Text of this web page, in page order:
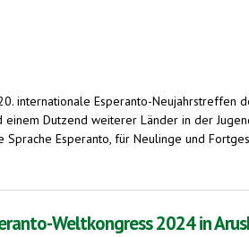
internationale Esperanto-
einem Dutzend weiterer Länder in der
Esperanto, für Neulinge und
mit Teilnehmern aus einem Dutzend
Weltkongress 2024 in